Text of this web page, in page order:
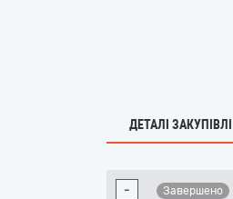
ДЕТАЛІ ЗАКУПІВЛІ
- Завершено